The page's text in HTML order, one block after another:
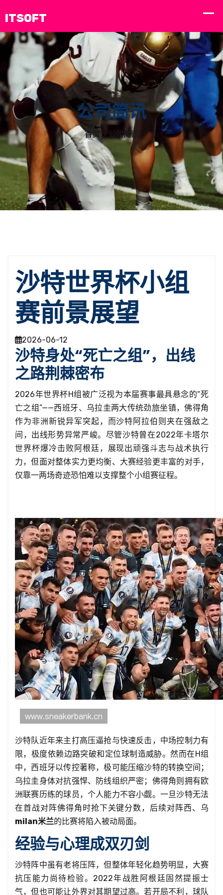
公司简讯
首页 公司简讯
沙特世界杯小组
赛前景展望
2026-06-12
沙特身处“死亡之组”，出线
之路荆棘密布
2026年世界杯H组被广泛视为本届赛事最具悬念的“死
亡之组”——西班牙、乌拉圭两大传统劲旅坐镇，佛得角
作为非洲新锐异军突起，而沙特阿拉伯则夹在强敌之
间，出线形势异常严峻。尽管沙特曾在2022年卡塔尔
世界杯爆冷击败阿根廷，展现出顽强斗志与战术执行
力，但面对整体实力更均衡、大赛经验更丰富的对手，
仅靠一两场奇迹恐怕难以支撑整个小组赛征程。
沙特队近年来主打高压逼抢与快速反击，中场控制力有
限，极度依赖边路突破和定位球制造威胁。然而在H组
中，西班牙以传控著称，极可能压缩沙特的转换空间；
乌拉圭身体对抗强悍、防线组织严密；佛得角则拥有欧
洲联赛历练的球员，个人能力不容小觑。一旦沙特无法
在首战对阵佛得角时抢下关键分数，后续对阵西、乌
milan米兰的比赛将陷入被动局面。
经验与心理成双刃剑
沙特阵中虽有老将压阵，但整体年轻化趋势明显，大赛
抗压能力尚待检验。2022年战胜阿根廷固然提振士
气，但也可能让外界对其期望过高。若开局不利，球队